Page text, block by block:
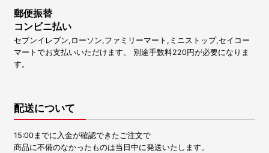
郵便振替
コンビニ払い
セブンイレブン,ローソン,ファミリーマート,ミニストップ,セイコー
マートでお支払いいただけます。 別途手数料220円が必要になりま
す。
配送について
15:00までに入金が確認できたご注文で
商品に不備のなかったものは当日中に発送いたします。